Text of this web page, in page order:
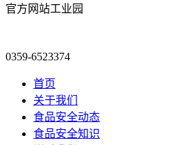
官方网站工业园
0359-6523374
首页
关于我们
食品安全动态
食品安全知识